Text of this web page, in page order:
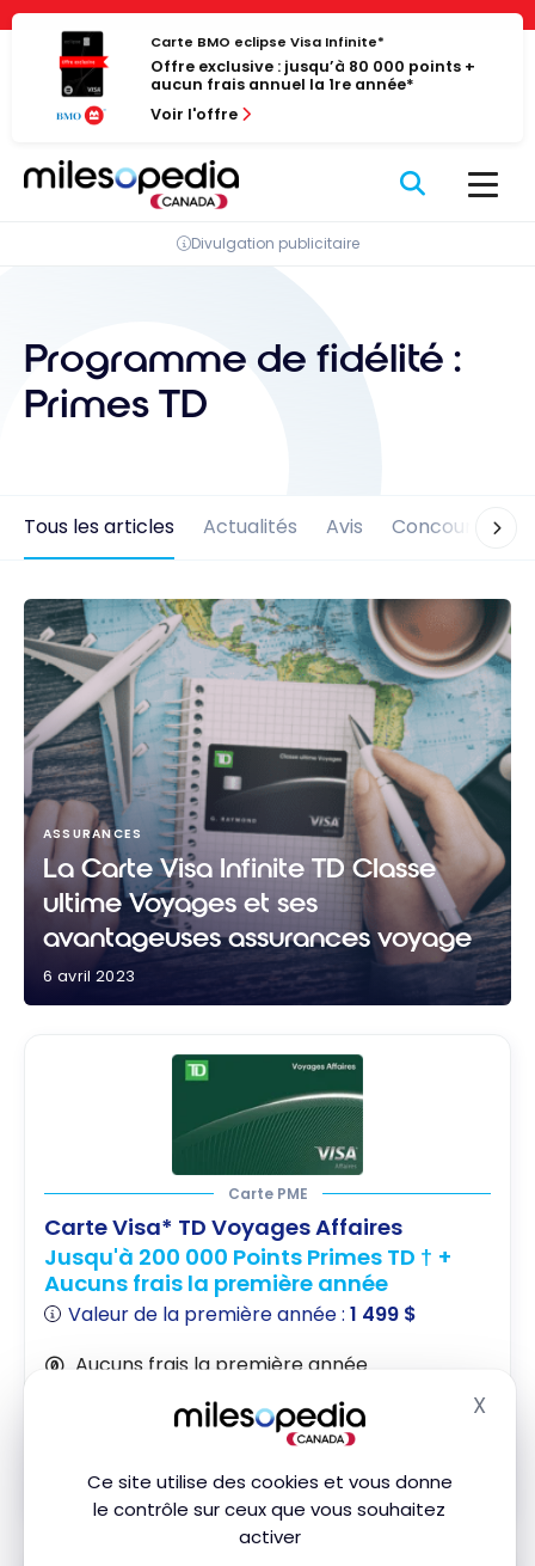
Panneau de gestion des cookies
Ce site utilise des cookies et vous donne
le contrôle sur ceux que vous souhaitez
activer
X
Passer
contenu
Carte BMO eclipse Visa Infinite*
Offre exclusive : jusqu’à 80 000 points +
aucun frais annuel la 1re année*
Voir l'offre
Divulgation publicitaire
Programme de fidélité :
Primes TD
Tous les articles Actualités Avis Concours
ses avantageuses assurances voyage
ASSURANCES
La Carte Visa Infinite TD Classe
ultime Voyages et ses
avantageuses assurances voyage
6 avril 2023
Carte PME
Carte Visa* TD Voyages Affaires
Jusqu'à 200 000 Points Primes TD † +
Aucuns frais la première année
Valeur de la première année :1 499 $
Aucuns frais la première année
Souscrire
Comparer En savoir plus